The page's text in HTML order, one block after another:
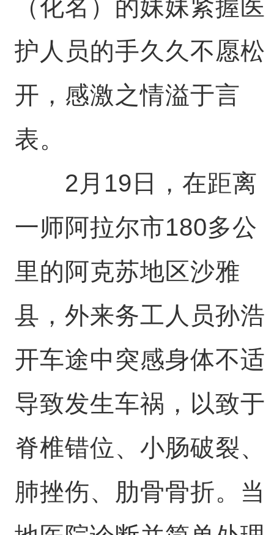
（化名）的妹妹紧握医
护人员的手久久不愿松
开，感激之情溢于言
表。
2月19日，在距离
一师阿拉尔市180多公
里的阿克苏地区沙雅
县，外来务工人员孙浩
开车途中突感身体不适
导致发生车祸，以致于
脊椎错位、小肠破裂、
肺挫伤、肋骨骨折。当